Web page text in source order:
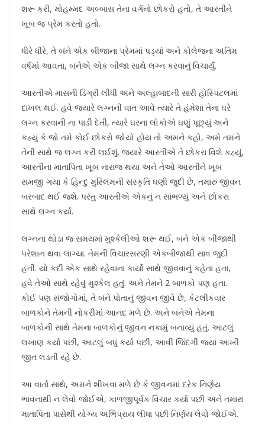
શરૂ કરી, મોહમ્મદ અબ્બાસ તેના વર્ગનો છોકરો હતો, તે આરતીને
ખૂબ જ પ્રેમ કરતો હતો.
ધીરે ધીરે, તે બંને એક બીજાના પ્રેમમાં પડ્યાં અને કોલેજના અંતિમ
વર્ષમાં આવતા, બંનેએ એક બીજા સાથે લગ્ન કરવાનું વિચાર્યું.
આરતીએ માસની ડિગ્રી લીધી અને અલ્હાબાદની સારી હોસ્પિટલમાં
દાખલ થઈ. હવે જ્યારે લગ્નની વાત આવે ત્યારે તે હંમેશા તેના ઘરે
લગ્ન કરવાની ના પાડી દેતી, ત્યારે ઘરના લોકોએ ઘણું પૂછ્યું અને
કહ્યું કે જો તમે કોઈ છોકરો જોયો હોય તો અમને કહો, અમે તમને
તેની સાથે જ લગ્ન કરી લઈશું. જ્યારે આરતીએ તે છોકરા વિશે કહ્યું,
આરતીના માતાપિતા ખૂબ નારાજ થયા અને તેઓ આરતીને ખૂબ
સમજી ગયા કે હિન્દુ મુસ્લિમની સંસ્કૃતિ ઘણી જુદી છે, તમારું જીવન
બરબાદ થઈ જશે. પરંતુ આરતીએ એકનું ન સાંભળ્યું અને છોકરા
સાથે લગ્ન કર્યા.
લગ્નના થોડા જ સમયમાં મુશ્કેલીઓ શરૂ થઈ, બંને એક બીજાથી
પરેશાન થવા લાગ્યા. તેમની વિચારસરણી એકબીજાથી સાવ જુદી
હતી. યો કદી એક સાથે રહેવાના કાર્યો સાથે જીવવાનું કહેતા હતા,
હવે તેઓ સાથે રહેવું મુશ્કેલ હતું. અને તેમને 2 બાળકો પણ હતા.
કોઈ પણ સંજોગોમાં, તે બંને પોતાનું જીવન જીવે છે, કેટલીકવાર
બાળકોને તેમની નોકરીમાં આનંદ મળે છે. અને બંનેએ તેમના
બાળકોની સાથે તેમના બાળકોનું જીવન નકામું બનાવ્યું હતું. આટલું
લખાણ કર્યા પછી, આટલું બધું કર્યા પછી, આવી જિંદગી જ્યાં આખી
જીત લડતી રહે છે.
આ વાર્તા સાથે, અમને શીખવા મળે છે કે જીવનમાં દરેક નિર્ણય
ભાવનાથી ન લેવો જોઈએ, કાળજીપૂર્વક વિચાર કર્યા પછી અને તમારા
માતાપિતા પાસેથી યોગ્ય અભિપ્રાય લીધા પછી નિર્ણય લેવો જોઈએ.